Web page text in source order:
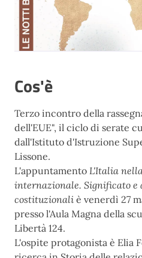
Cos'è
Terzo incontro della
dell'EUE", il ciclo di serate
dall'Istituto d'Istruzione
Lissone.
L'appuntamento L'Italia
internazionale. Significato
costituzionali è venerdì 27
presso l'Aula Magna della
Libertà 124.
L'ospite protagonista è Elia